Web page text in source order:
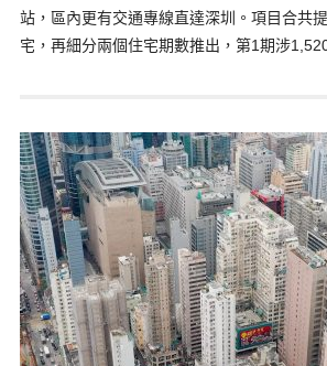
站，區內更有交通專線直達深圳。項目合共
宅，再細分兩個住宅期數推出，第1期涉